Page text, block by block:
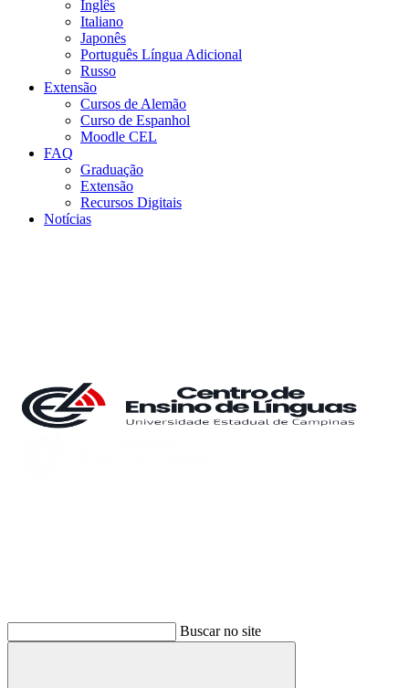
Inglês
Italiano
Japonês
Português Língua Adicional
Russo
Extensão
Cursos de Alemão
Curso de Espanhol
Moodle CEL
FAQ
Graduação
Extensão
Recursos Digitais
Notícias
Buscar no site